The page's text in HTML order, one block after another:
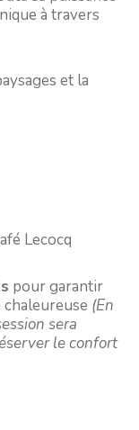
à travers
et la
Lecocq
pour garantir
chaleureuse (En
sera
le confort